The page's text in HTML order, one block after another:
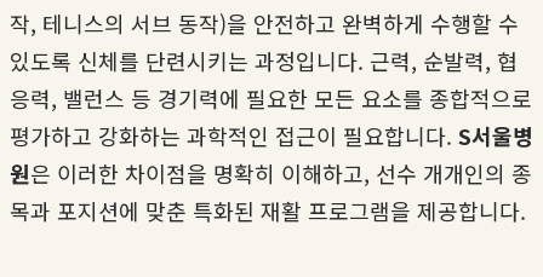
작, 테니스의 서브 동작)을 안전하고 완벽하게 수행할 수
있도록 신체를 단련시키는 과정입니다. 근력, 순발력, 협
응력, 밸런스 등 경기력에 필요한 모든 요소를 종합적으로
평가하고 강화하는 과학적인 접근이 필요합니다. S서울병
원은 이러한 차이점을 명확히 이해하고, 선수 개개인의 종
목과 포지션에 맞춘 특화된 재활 프로그램을 제공합니다.